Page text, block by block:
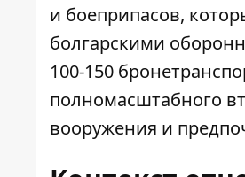
и боеприпасов,
болгарскими
100-150
полномасштабного
вооружения и